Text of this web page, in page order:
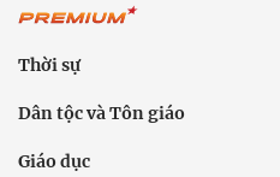
Thời sự
Dân tộc và Tôn giáo
Giáo dục